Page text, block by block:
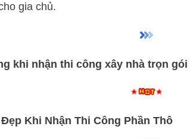
gia chủ.
khi nhận thi công xây nhà trọn gói
Khi Nhận Thi Công Phần Thô